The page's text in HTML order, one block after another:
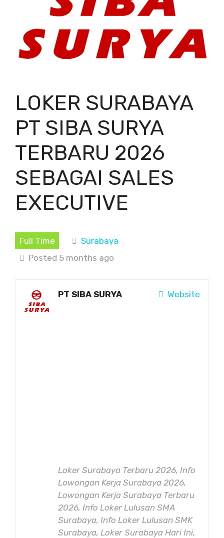
LOKER SURABAYA
PT SIBA SURYA
TERBARU 2026
SEBAGAI SALES
EXECUTIVE
Full Time
Surabaya
Posted 5 months ago
Website
PT SIBA SURYA
Loker Surabaya Terbaru 2026, Info
Lowongan Kerja Surabaya 2026,
Lowongan Kerja Surabaya Terbaru
2026, Info Loker Lulusan SMA
Surabaya, Info Loker Lulusan SMK
Surabaya, Loker Surabaya Hari Ini,